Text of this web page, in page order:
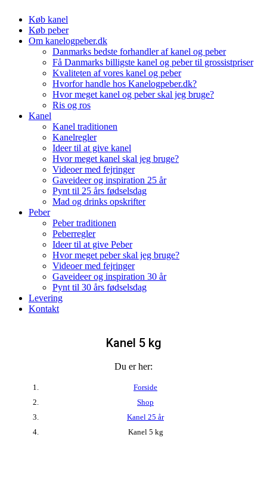
content
Køb kanel
Køb peber
Om kanelogpeber.dk
Danmarks bedste forhandler af kanel og peber
Få Danmarks billigste kanel og peber til grossistpriser
Kvaliteten af vores kanel og peber
Hvorfor handle hos Kanelogpeber.dk?
Hvor meget kanel og peber skal jeg bruge?
Ris og ros
Kanel
Kanel traditionen
Kanelregler
Ideer til at give kanel
Hvor meget kanel skal jeg bruge?
Videoer med fejringer
Gaveideer og inspiration 25 år
Pynt til 25 års fødselsdag
Mad og drinks opskrifter
Peber
Peber traditionen
Peberregler
Ideer til at give Peber
Hvor meget peber skal jeg bruge?
Videoer med fejringer
Gaveideer og inspiration 30 år
Pynt til 30 års fødselsdag
Levering
Kontakt
Kanel 5 kg
Du er her:
Forside
Shop
Kanel 25 år
Kanel 5 kg